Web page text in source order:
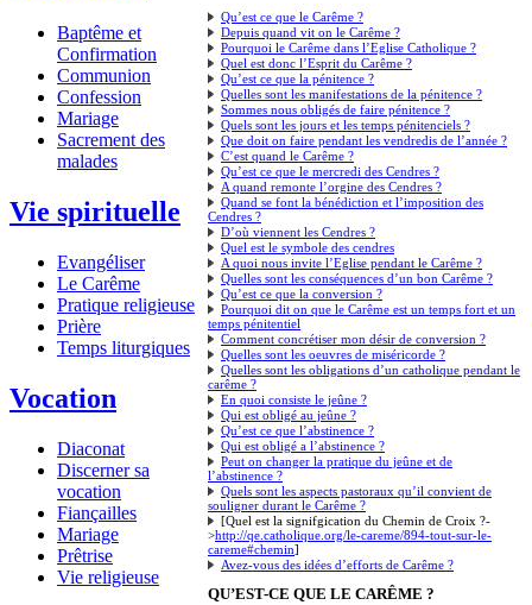
Baptême et
Confirmation
Communion
Confession
Mariage
Sacrement des
malades
Vie spirituelle
Evangéliser
Le Carême
Pratique religieuse
Prière
Temps liturgiques
Vocation
Diaconat
Discerner sa
vocation
Fiançailles
Mariage
Prêtrise
Vie religieuse
Qu’est ce que le Carême ?
Depuis quand vit on le Carême ?
Pourquoi le Carême dans l’Eglise Catholique ?
Quel est donc l’Esprit du Carême ?
Qu’est ce que la pénitence ?
Quelles sont les manifestations de la pénitence ?
Sommes nous obligés de faire pénitence ?
Quels sont les jours et les temps pénitenciels ?
Que doit on faire pendant les vendredis de l’année ?
C’est quand le Carême ?
Qu’est ce que le mercredi des Cendres ?
A quand remonte l’orgine des Cendres ?
Quand se font la bénédiction et l’imposition des
Cendres ?
D’où viennent les Cendres ?
Quel est le symbole des cendres
A quoi nous invite l’Eglise pendant le Carême ?
Quelles sont les conséquences d’un bon Carême ?
Qu’est ce que la conversion ?
Pourquoi dit on que le Carême est un temps fort et un
temps pénitentiel
Comment concrétiser mon désir de conversion ?
Quelles sont les oeuvres de miséricorde ?
Quelles sont les obligations d’un catholique pendant le
carême ?
En quoi consiste le jeûne ?
Qui est obligé au jeûne ?
Qu’est ce que l’abstinence ?
Qui est obligé a l’abstinence ?
Peut on changer la pratique du jeûne et de
l’abstinence ?
Quels sont les aspects pastoraux qu’il convient de
souligner durant le Carême ?
[Quel est la signifgication du Chemin de Croix ?-
>http://qe.catholique.org/le-careme/894-tout-sur-le-
careme#chemin]
Avez-vous des idées d’efforts de Carême ?
QU’EST-CE QUE LE CARÊME ?